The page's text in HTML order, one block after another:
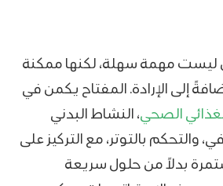
ليست مهمة سهلة، لكنها ممكنة
إلى الإرادة. المفتاح يكمن في
الصحي، النشاط البدني
والتحكم بالتوتر، مع التركيز على
بدلاً من حلول سريعة